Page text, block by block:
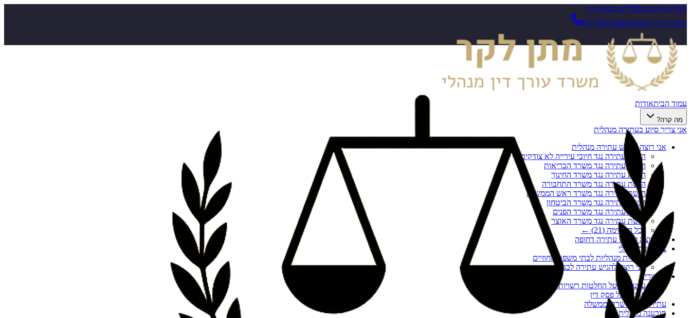
לשיחת חירום בפלילים ובעתירות
בהולות חייגו עכשיו077-997-6892
עמוד הביתאודות
מה קרה?
אני צריך סיוע בעתירה מנהלית
אני רוצה להגיש עתירה מנהלית
הגשת עתירה נגד חיובי עירייה לא צודקים
הגשת עתירה נגד משרד הבריאות
הגשת עתירה נגד משרד החינוך
הגשת עתירה נגד משרד התחבורה
הגשת עתירה נגד משרד ראש הממשלה
הגשת עתירה נגד משרד הביטחון
הגשת עתירה נגד משרד הפנים
הגשת עתירה נגד משרד האוצר
לכל הרשימה (21
) ←
אני רוצה להגיש עתירה דחופה
צו הריסה מנהלי
עתירות מנהליות לבתי משפט מחוזיים
אני רוצה להגיש עתירה לבג"ץ
ערעורים
ערעורים על החלטות רשויות מקומיות
ערעור על פסק דין
עתירות נגד משרדי ממשלה
תובענה מנהלית